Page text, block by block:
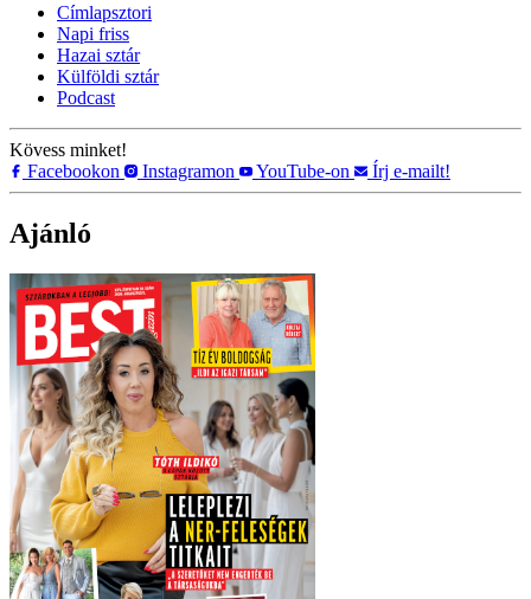
Címlapsztori
Napi friss
Hazai sztár
Külföldi sztár
Podcast
Kövess minket!
Facebookon
Instagramon YouTube-on Írj e-mailt!
Ajánló